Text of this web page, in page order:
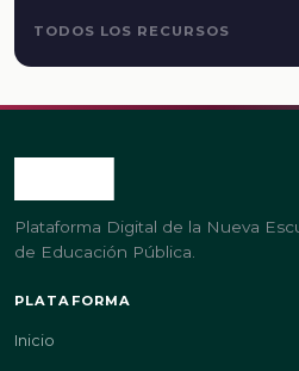
TODOS LOS RECURSOS
Plataforma Digital de la Nueva
de Educación Pública.
PLATAFORMA
Inicio